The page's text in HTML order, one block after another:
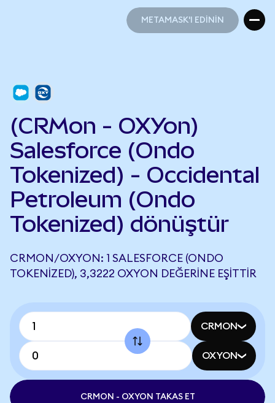
METAMASK'I EDİNİN
(CRMon - OXYon)
Salesforce (Ondo
Tokenized) - Occidental
Petroleum (Ondo
Tokenized) dönüştür
CRMON/OXYON: 1 SALESFORCE (ONDO
TOKENIZED), 3,3222 OXYON DEĞERINE EŞITTIR
CRMON
OXYON
CRMON - OXYON TAKAS ET